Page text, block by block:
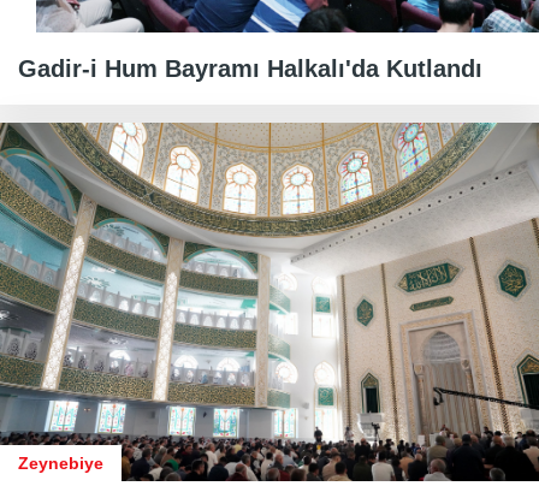
Gadir-i Hum Bayramı Halkalı'da Kutlandı
Zeynebiye